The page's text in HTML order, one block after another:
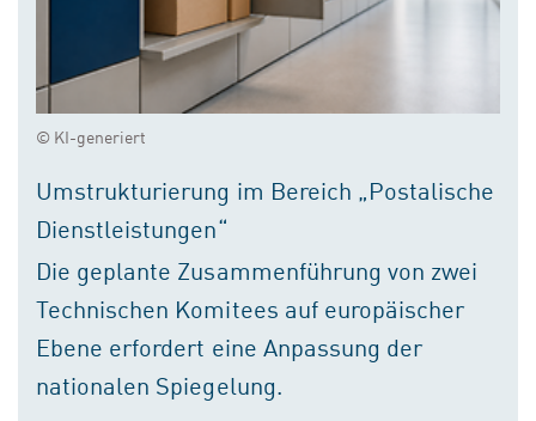
© KI-generiert
Umstrukturierung im Bereich „Postalische
Dienstleistungen“
Die geplante Zusammenführung von zwei
Technischen Komitees auf europäischer
Ebene erfordert eine Anpassung der
nationalen Spiegelung.